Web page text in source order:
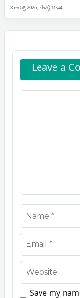
8 ಆಗಸ್ಟ್ 2026, ಬೆಳಗ್ಗೆ 11:44
Leave a
Comment
Name
Email
Website
Save my